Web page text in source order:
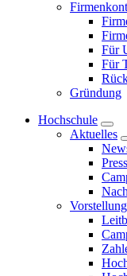
Für
Für
Gründung
Hochschule
Aktuelles